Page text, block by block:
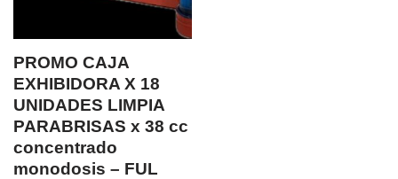
PROMO CAJA
EXHIBIDORA X 18
UNIDADES LIMPIA
PARABRISAS x 38 cc
concentrado
monodosis – FUL